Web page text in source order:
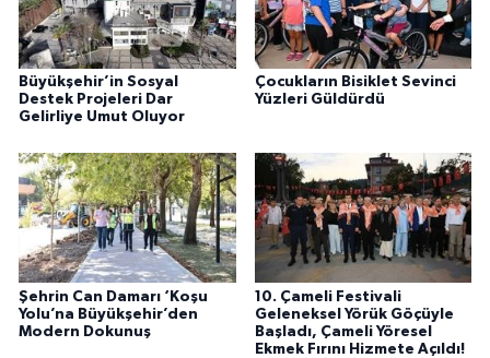
Büyükşehir’in Sosyal
Destek Projeleri Dar
Gelirliye Umut Oluyor
Çocukların Bisiklet Sevinci
Yüzleri Güldürdü
Şehrin Can Damarı ‘Koşu
Yolu’na Büyükşehir’den
Modern Dokunuş
10. Çameli Festivali
Geleneksel Yörük Göçüyle
Başladı, Çameli Yöresel
Ekmek Fırını Hizmete Açıldı!